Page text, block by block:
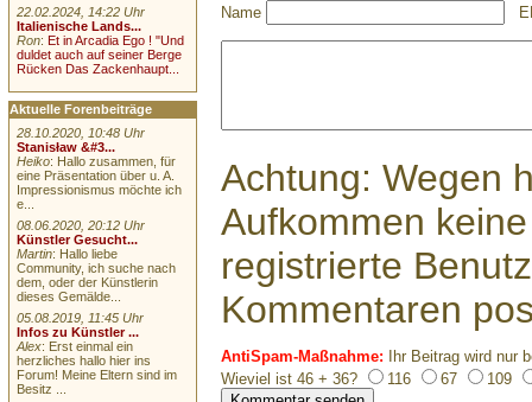
Name
Achtung: Wegen
Aufkommen
registrierte
Kommentaren
AntiSpam-Maßnahme: Ihr Beitrag wird nur
Wieviel ist 46 + 36?
116 67 109
22.02.2024, 14:22 Uhr
Italienische Lands...
Ron:Et in Arcadia Ego ! "Und
duldet auch auf seiner Berge
Rücken Das Zackenhaupt...
Aktuelle Forenbeiträge
28.10.2020, 10:48 Uhr
Stanisław &#3...
Heiko: Hallo zusammen, für
eine Präsentation über u. A.
Impressionismus möchte ich
e...
08.06.2020, 20:12 Uhr
Künstler Gesucht...
Martin: Hallo liebe
Community, ich suche nach
dem, oder der Künstlerin
dieses Gemälde...
05.08.2019, 11:45 Uhr
Infos zu Künstler ...
Alex: Erst einmal ein
herzliches hallo hier ins
Forum! Meine Eltern sind im
Besitz ...